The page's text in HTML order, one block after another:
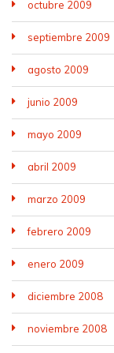
octubre 2009
septiembre 2009
agosto 2009
junio 2009
mayo 2009
abril 2009
marzo 2009
febrero 2009
enero 2009
diciembre 2008
noviembre 2008